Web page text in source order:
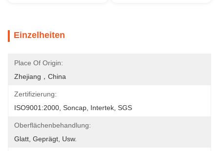
Einzelheiten
Place Of Origin:
Zhejiang，China
Zertifizierung:
ISO9001:2000, Soncap, Intertek, SGS
Oberflächenbehandlung:
Glatt, Geprägt, Usw.